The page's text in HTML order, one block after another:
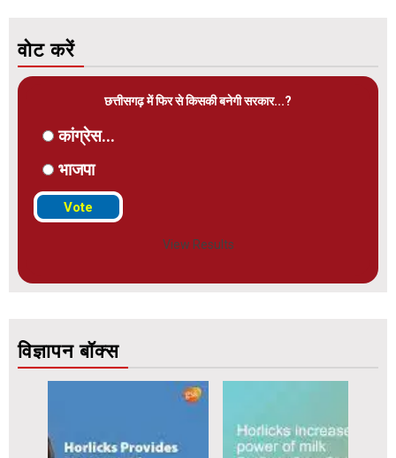
वोट करें
छत्तीसगढ़ में फिर से किसकी बनेगी सरकार...?
कांग्रेस...
भाजपा
View Results
विज्ञापन बॉक्स